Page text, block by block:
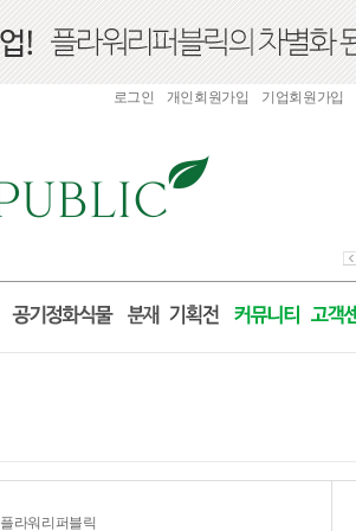
로그인 개인회원가입 기업회원가입
플라워리퍼블릭